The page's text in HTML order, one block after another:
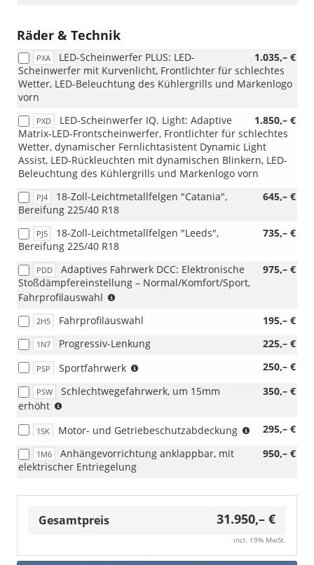
Räder & Technik
PXA 1.035,– €
LED-Scheinwerfer PLUS: LED-
Scheinwerfer mit Kurvenlicht, Frontlichter für schlechtes
Wetter, LED-Beleuchtung des Kühlergrills und Markenlogo
vorn
PXD 1.850,– €
LED-Scheinwerfer IQ. Light: Adaptive
Matrix-LED-Frontscheinwerfer, Frontlichter für schlechtes
Wetter, dynamischer Fernlichtasistent Dynamic Light
Assist, LED-Rückleuchten mit dynamischen Blinkern, LED-
Beleuchtung des Kühlergrills und Markenlogo vorn
PJ4 645,– €
18-Zoll-Leichtmetallfelgen "Catania",
Bereifung 225/40 R18
PJ5 735,– €
18-Zoll-Leichtmetallfelgen "Leeds",
Bereifung 225/40 R18
PDD 975,– €
Adaptives Fahrwerk DCC: Elektronische
Stoßdämpfereinstellung – Normal/Komfort/Sport,
Fahrprofilauswahl
mit
2H5 195,– €
Fahrprofilauswahl
1N7 225,– €
Progressiv-Lenkung
PSP 250,– €
Sportfahrwerk
mit
85
(nicht
Motor-
Getriebeschutzabdeckung,
PSW 350,– €
Schlechtwegefahrwerk, um 15mm
erhöht
mit
TSI)
1SK 295,– €
Motor- und Getriebeschutzabdeckung
(nicht
mit
1M6 950,– €
Anhängevorrichtung anklappbar, mit
elektrischer Entriegelung
Gesamtpreis 31.950,– €
incl. 19% MwSt.